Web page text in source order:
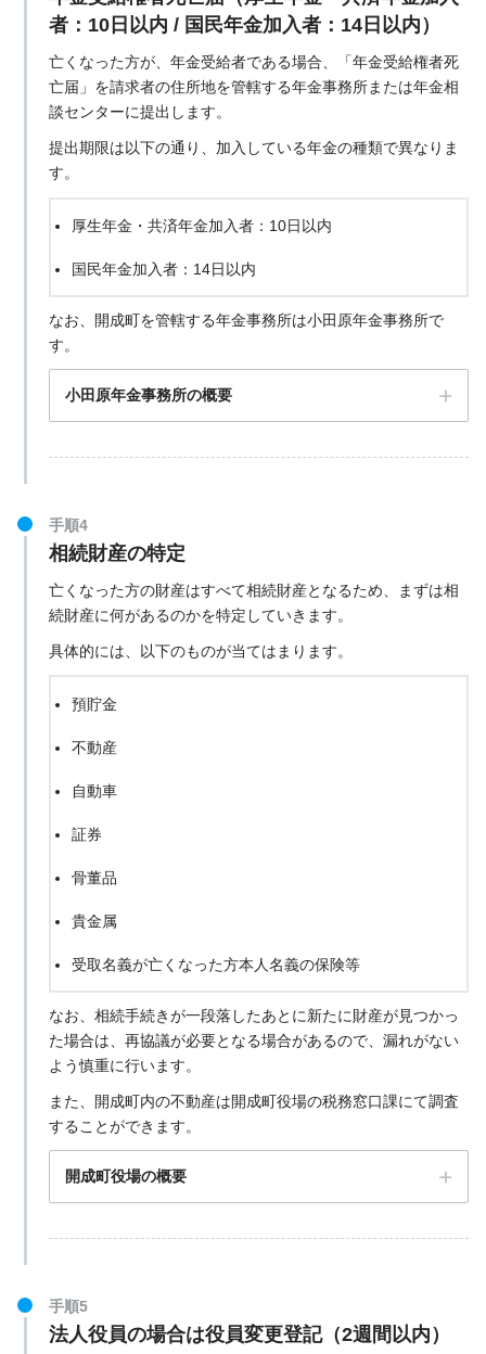
〒250-0012 神奈川県小田原市本町１丁目７−９
者：10日以内 / 国民年金加入者：14日以内）
亡くなった方が、年金受給者である場合、「年金受給権者死
亡届」を請求者の住所地を管轄する年金事務所または年金相
談センターに提出します。
提出期限は以下の通り、加入している年金の種類で異なりま
す。
厚生年金・共済年金加入者：10日以内
国民年金加入者：14日以内
なお、開成町を管轄する年金事務所は小田原年金事務所で
す。
小田原年金事務所の概要
〒250-0004 神奈川県小田原市浜町１丁目１−４７
小田原年金事務所の公式サイト
手順4
相続財産の特定
亡くなった方の財産はすべて相続財産となるため、まずは相
続財産に何があるのかを特定していきます。
具体的には、以下のものが当てはまります。
預貯金
不動産
自動車
証券
骨董品
貴金属
受取名義が亡くなった方本人名義の保険等
なお、相続手続きが一段落したあとに新たに財産が見つかっ
た場合は、再協議が必要となる場合があるので、漏れがない
よう慎重に行います。
また、開成町内の不動産は開成町役場の税務窓口課にて調査
することができます。
開成町役場の概要
手順5
法人役員の場合は役員変更登記（2週間以内）